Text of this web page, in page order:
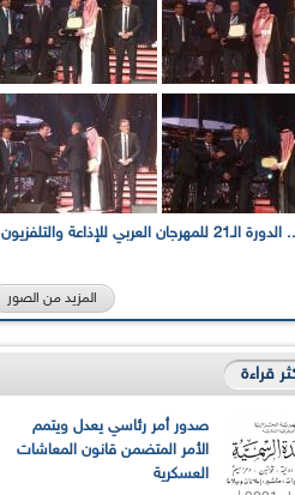
بالصور... الدورة الـ21 للمهرجان العربي للإذاعة والتلفزيون
المزيد من الصور
قراءة
صدور أمر رئاسي يعدل ويتمم
الأمر المتضمن قانون المعاشات
العسكرية